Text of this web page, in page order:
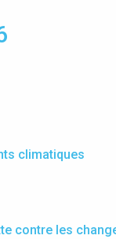
climatiques
contre les